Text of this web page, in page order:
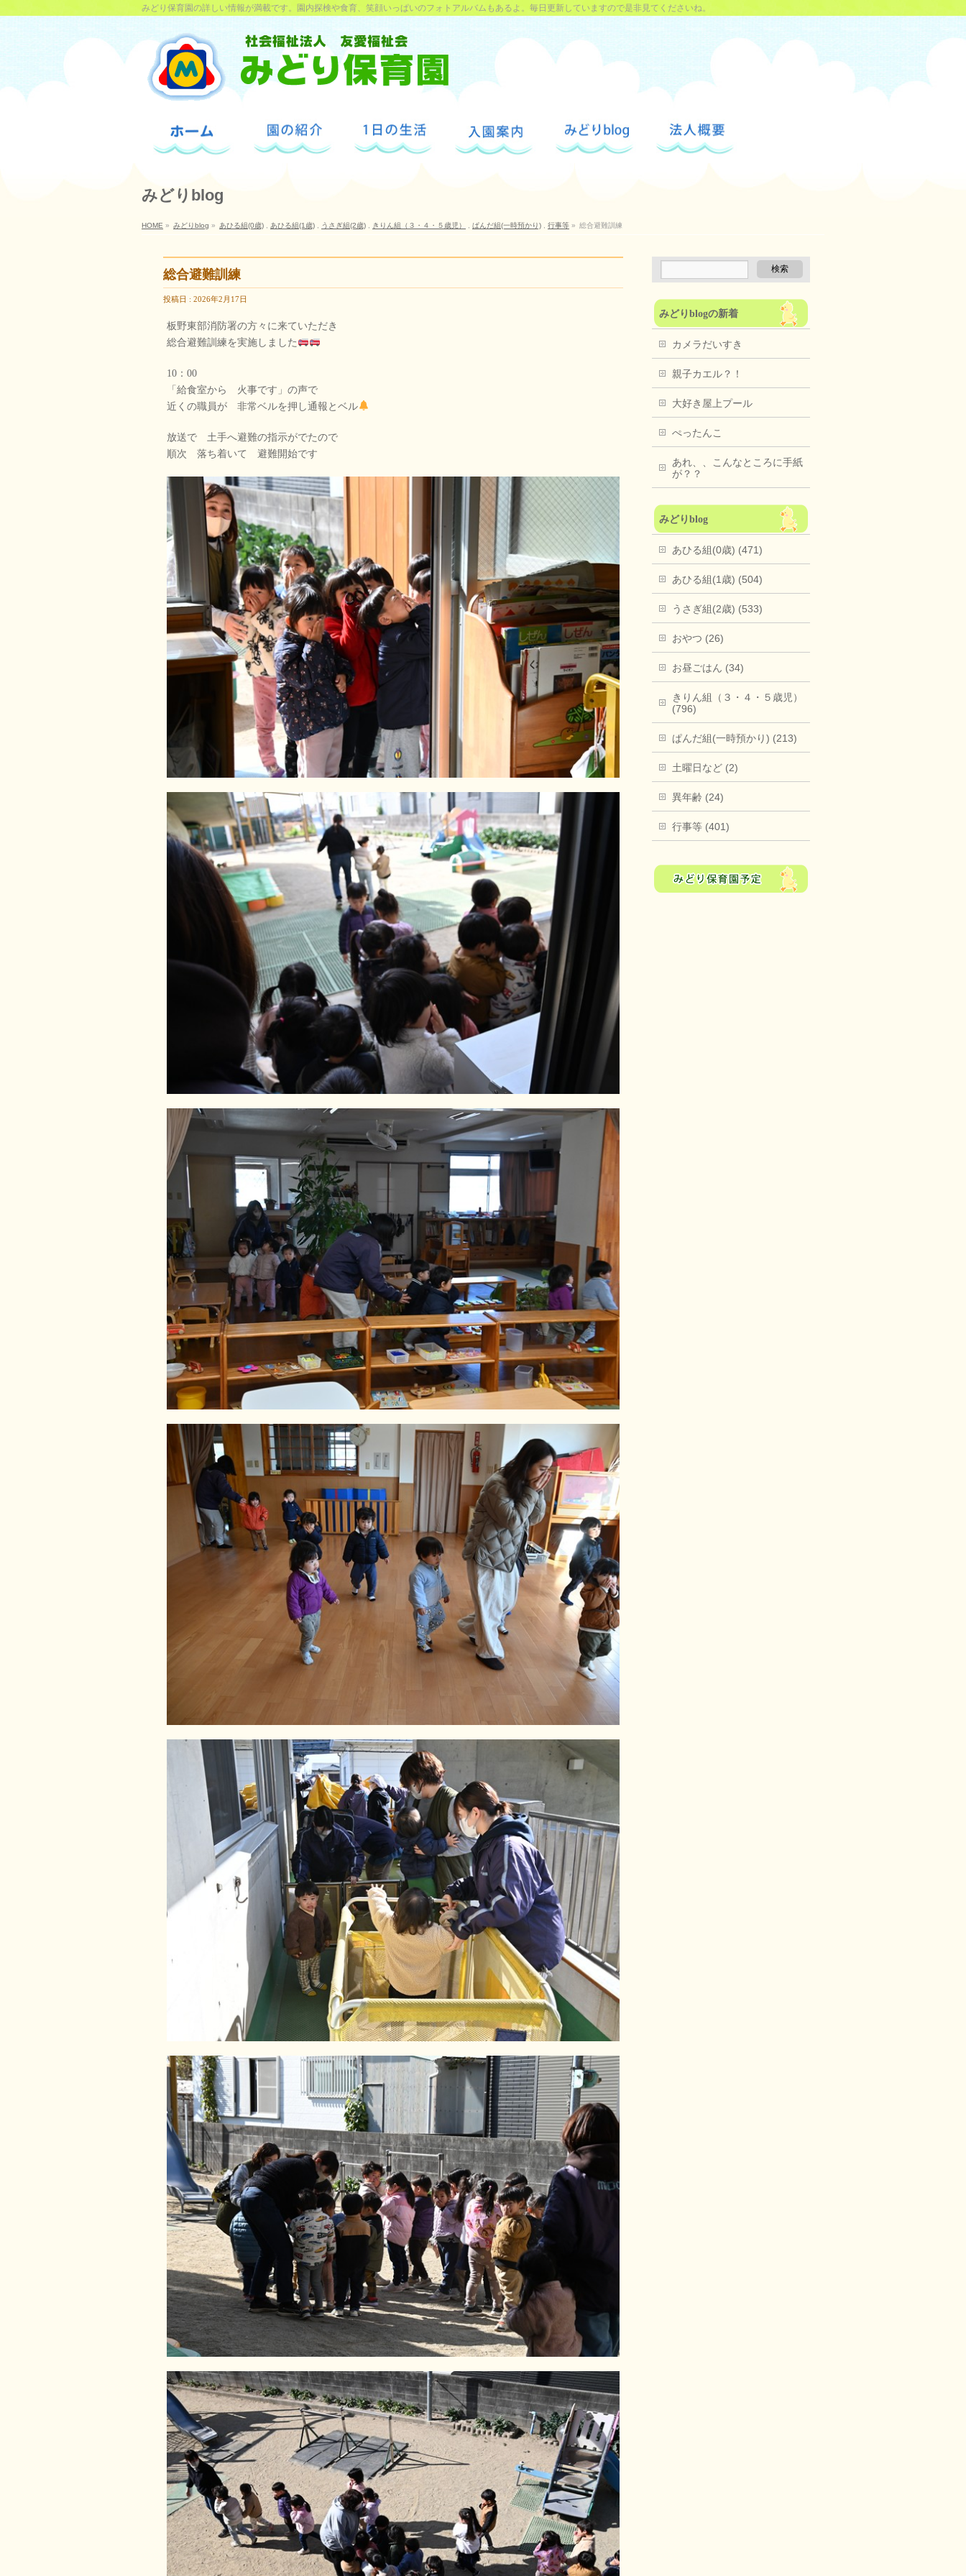
みどり保育園の詳しい情報が満載です。園内探検や食育、笑顔いっぱいのフォトアルバムもあるよ。毎日更新していますので是非見てくださいね。
みどりblog
HOME » みどりblog » あひる組(0歳) あひる組(1歳) うさぎ組(2歳) きりん組（３・４・５歳児） ぱんだ組(一時預かり) 行事等 » 総合避難訓練
総合避難訓練
投稿日 : 2026年2月17日
板野東部消防署の方々に来ていただき
総合避難訓練を実施しました
10：00
「給食室から 火事です」の声で
近くの職員が 非常ベルを押し通報とベル
放送で 土手へ避難の指示がでたので
順次 落ち着いて 避難開始です
みどりblogの新着
カメラだいすき
親子カエル？！
大好き屋上プール
ぺったんこ
あれ、、こんなところに手紙
が？？
みどりblog
あひる組(0歳) (471)
あひる組(1歳) (504)
うさぎ組(2歳) (533)
おやつ (26)
お昼ごはん (34)
きりん組（３・４・５歳児）
(796)
ぱんだ組(一時預かり) (213)
土曜日など (2)
異年齢 (24)
行事等 (401)